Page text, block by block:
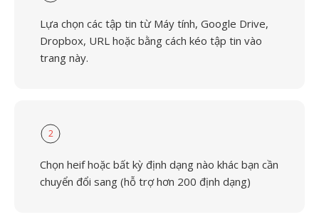
Lựa chọn các tập tin từ Máy tính, Google Drive,
Dropbox, URL hoặc bằng cách kéo tập tin vào
trang này.
2
Chọn heif hoặc bất kỳ định dạng nào khác bạn cần
chuyển đổi sang (hỗ trợ hơn 200 định dạng)